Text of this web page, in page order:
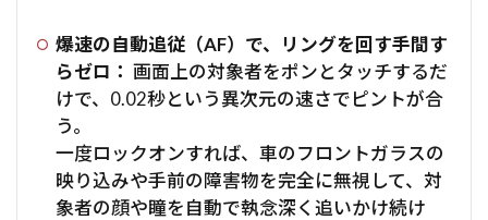
爆速の自動追従（AF）で、リングを回す手間す
らゼロ： 画面上の対象者をポンとタッチするだ
けで、0.02秒という異次元の速さでピントが合
う。
一度ロックオンすれば、車のフロントガラスの
映り込みや手前の障害物を完全に無視して、対
象者の顔や瞳を自動で執念深く追いかけ続け